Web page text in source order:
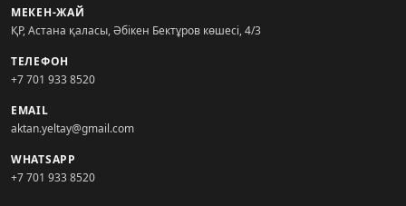
МЕКЕН-ЖАЙ
ҚР, Астана қаласы, Әбікен Бектұров көшесі, 4/3
ТЕЛЕФОН
+7 701 933 8520
EMAIL
aktan.yeltay@gmail.com
WHATSAPP
+7 701 933 8520